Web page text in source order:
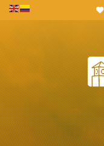
Estudiantes Profesores